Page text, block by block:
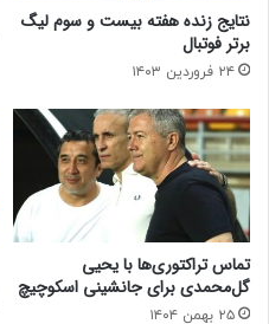
نتایج زنده هفته بیست و سوم لیگ
برتر فوتبال
۲۴ فروردین ۱۴۰۳
تماس تراکتوری‌ها با یحیی
گل‌محمدی برای جانشینی اسکوچیچ
۲۵ بهمن ۱۴۰۴